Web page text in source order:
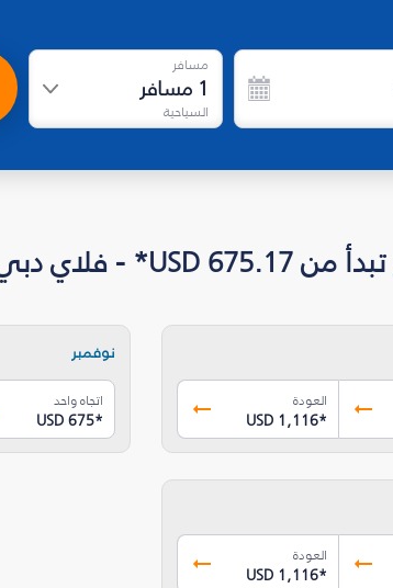
مسافر
1 مسافر
السياحية
العودة
USD 1,116*
نوفمبر
اتجاه واحد
USD 675*
العودة
USD 1,116*